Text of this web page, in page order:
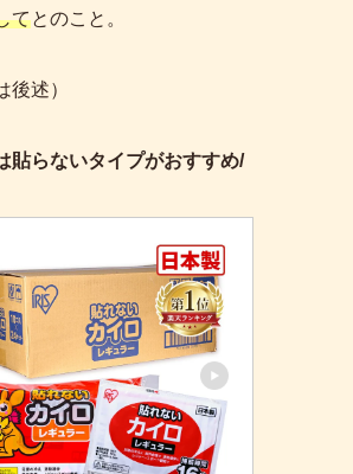
てとのこと。
後述）
貼らないタイプがおすすめ/